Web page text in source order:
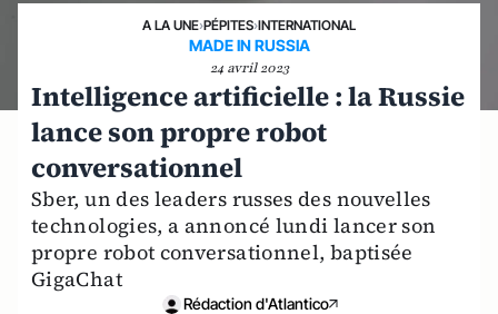
A LA UNE›PÉPITES›INTERNATIONAL
MADE IN RUSSIA
24 avril 2023
Intelligence artificielle : la Russie
lance son propre robot
conversationnel
Sber, un des leaders russes des nouvelles
technologies, a annoncé lundi lancer son
propre robot conversationnel, baptisée
GigaChat
Rédaction d'Atlantico